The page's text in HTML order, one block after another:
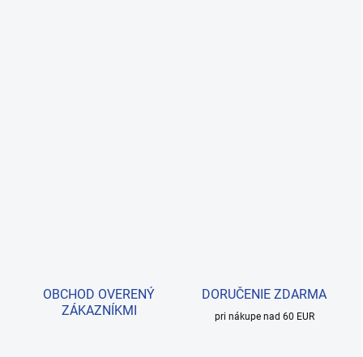
OBCHOD OVERENÝ
ZÁKAZNÍKMI
DORUČENIE ZDARMA
pri nákupe nad 60 EUR